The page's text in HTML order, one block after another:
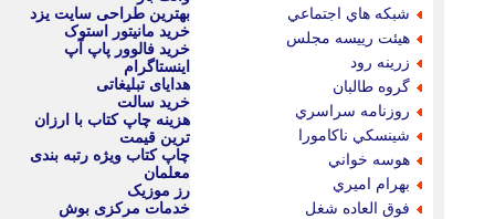
شبكه هاي اجتماعي
هيئت رييسه مجلس
زرينه رود
گروه طالبان
روزنامه سراسري
شينسكي ناكامورا
هوسه خواني
بهرام اميري
فوق العاده شغل
بهترین طراحی سایت یزد
خرید مانیتور استوک
خرید فالوور پاپ آپ
اینستاگرام
هدایای تبلیغاتی
خرید سالت
هزینه چاپ کتاب با ارزان
ترین قیمت
چاپ کتاب ویژه رتبه بندی
معلمان
رز موزیک
خدمات مرکزی بوش